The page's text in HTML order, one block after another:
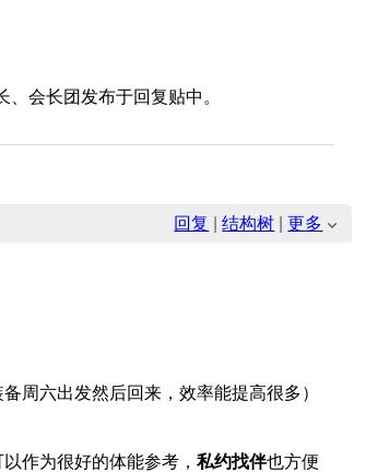
会长团发布于回复贴中。
回复 |结构树 |更多
周六出发然后回来，效率能提高很多）
作为很好的体能参考， 私约找伴也方便